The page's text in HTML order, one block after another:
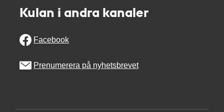
Kulan i andra kanaler
Facebook
Prenumerera på nyhetsbrevet